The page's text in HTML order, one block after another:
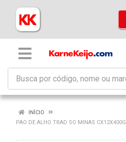
INÍCIO
PAO DE ALHO TRAD SO MINAS CX12X400G